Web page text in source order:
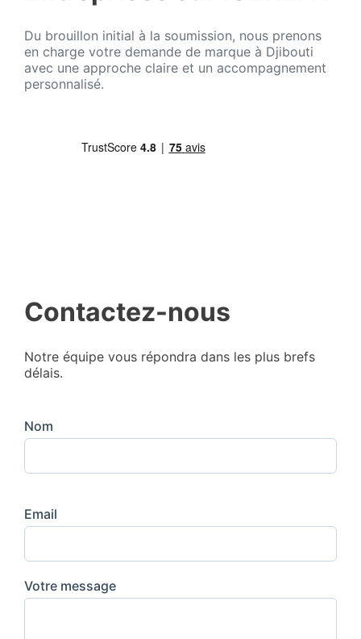
Du brouillon initial à la soumission, nous prenons
en charge votre demande de marque à Djibouti
avec une approche claire et un accompagnement
personnalisé.
Contactez-nous
Notre équipe vous répondra dans les plus brefs
délais.
Nom
Email
Votre message